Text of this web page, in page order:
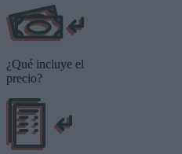
¿Qué incluye el
precio?